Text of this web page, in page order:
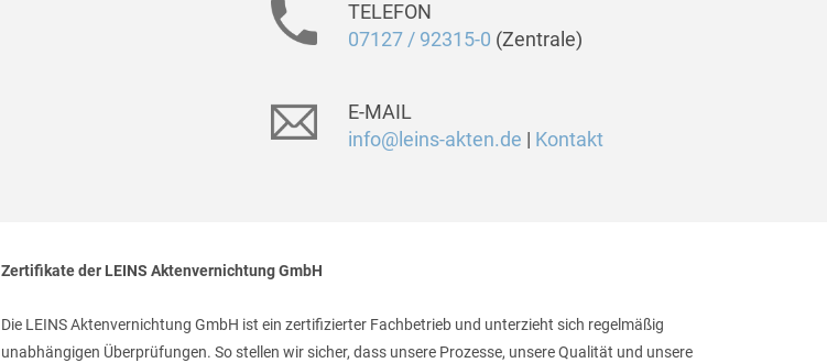
TELEFON
07127 / 92315-0 (Zentrale)
E-MAIL
info@leins-akten.de
Kontakt
Zertifikate der LEINS Aktenvernichtung GmbH
Die LEINS Aktenvernichtung GmbH ist ein zertifizierter Fachbetrieb und unterzieht sich regelmäßig
unabhängigen Überprüfungen. So stellen wir sicher, dass unsere Prozesse, unsere Qualität und unsere